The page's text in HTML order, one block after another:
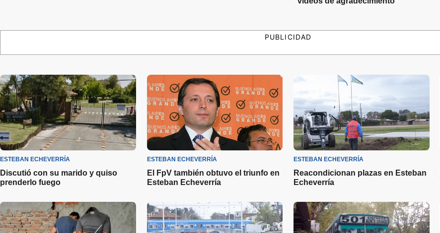
PUBLICIDAD
ESTEBAN ECHEVERRÍA
Discutió con su marido y quiso
prenderlo fuego
ESTEBAN ECHEVERRÍA
El FpV también obtuvo el triunfo en
Esteban Echeverría
ESTEBAN ECHEVERRÍA
Reacondicionan plazas en Esteban
Echeverría